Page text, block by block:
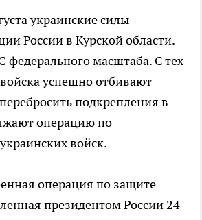
украинские силы
России в Курской области.
федерального масштаба. С тех
успешно отбивают
подкрепления в
операцию по
войск.
операция по защите
президентом России 24